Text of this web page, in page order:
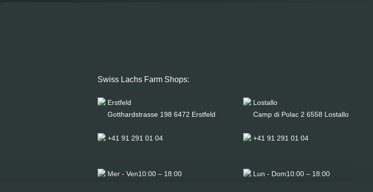
Swiss Lachs Farm Shops:
Erstfeld
Gotthardstrasse 198 6472 Erstfeld
+41 91 291 01 04
Mer - Ven10:00 – 18:00
Lostallo
Camp di Polac 2 6558 Lostallo
+41 91 291 01 04
Lun - Dom10:00 – 18:00